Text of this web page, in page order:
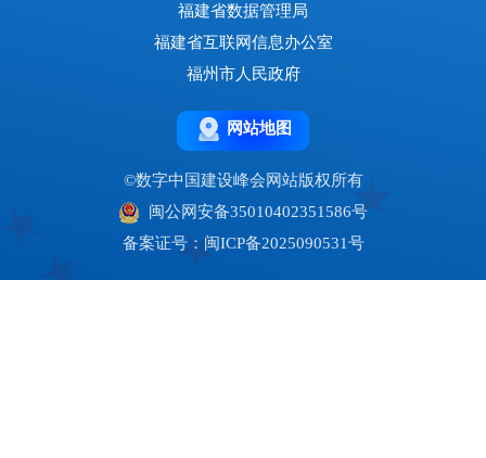
福建省数据管理局
福建省互联网信息办公室
福州市人民政府
网站地图
©数字中国建设峰会网站版权所有
闽公网安备35010402351586号
备案证号：闽ICP备2025090531号